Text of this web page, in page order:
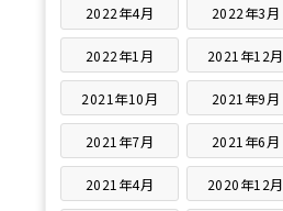
2022年4月 2022年3月
2022年1月 2021年12月
2021年10月 2021年9月
2021年7月 2021年6月
2021年4月 2020年12月